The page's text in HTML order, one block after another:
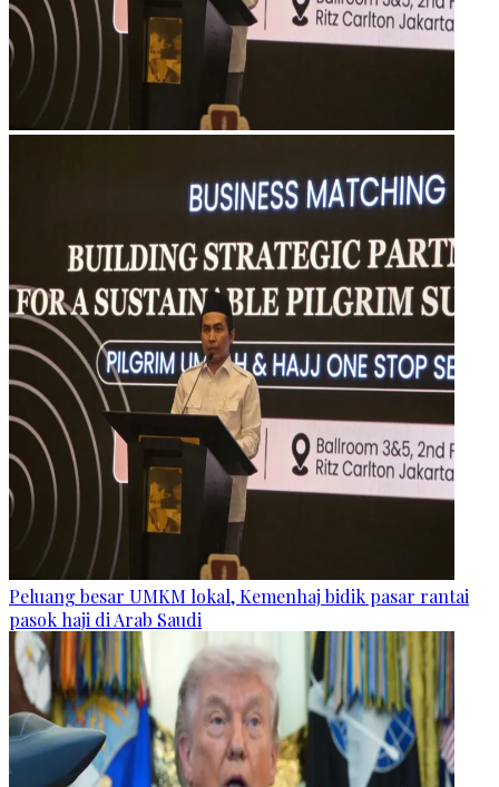
Peluang besar UMKM lokal, Kemenhaj bidik pasar rantai
pasok haji di Arab Saudi